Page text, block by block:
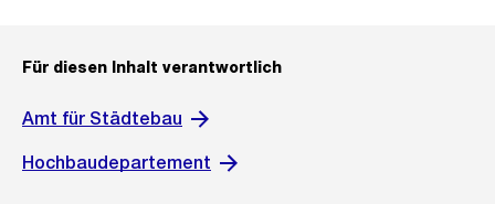
Für diesen Inhalt verantwortlich
Amt für Städtebau
Hochbaudepartement